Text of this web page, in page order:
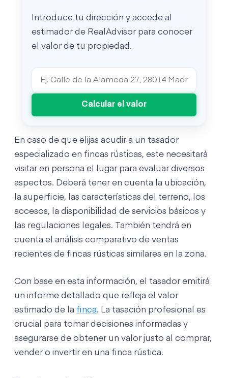
Introduce tu dirección y accede al
estimador de RealAdvisor para conocer
el valor de tu propiedad.
Calcular el valor
En caso de que elijas acudir a un tasador
especializado en fincas rústicas, este necesitará
visitar en persona el lugar para evaluar diversos
aspectos. Deberá tener en cuenta la ubicación,
la superficie, las características del terreno, los
accesos, la disponibilidad de servicios básicos y
las regulaciones legales. También tendrá en
cuenta el análisis comparativo de ventas
recientes de fincas rústicas similares en la zona.
Con base en esta información, el tasador emitirá
un informe detallado que refleja el valor
estimado de la finca. La tasación profesional es
crucial para tomar decisiones informadas y
asegurarse de obtener un valor justo al comprar,
vender o invertir en una finca rústica.